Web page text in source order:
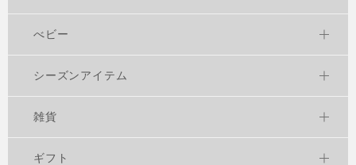
べビー
シーズンアイテム
雑貨
ギフト